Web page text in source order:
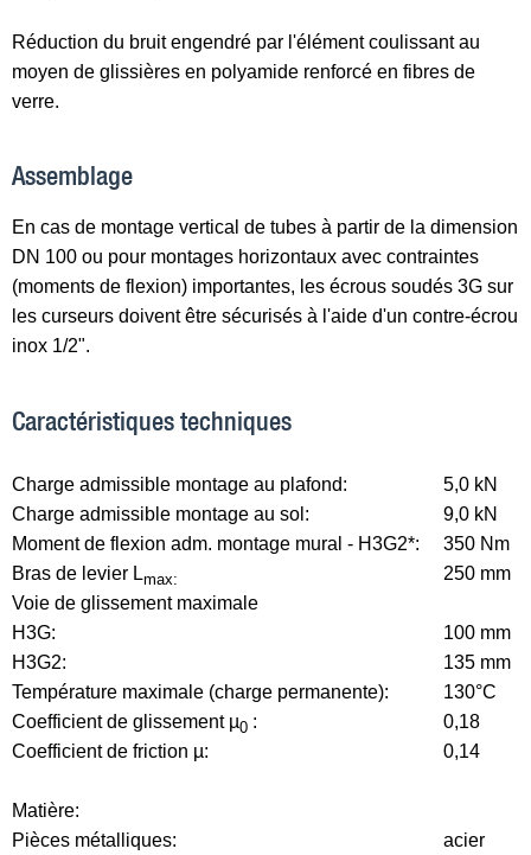
Réduction du bruit engendré par l'élément coulissant au
moyen de glissières en polyamide renforcé en fibres de
verre.
Assemblage
En cas de montage vertical de tubes à partir de la dimension
DN 100 ou pour montages horizontaux avec contraintes
(moments de flexion) importantes, les écrous soudés 3G sur
les curseurs doivent être sécurisés à l'aide d'un contre-écrou
inox 1/2".
Caractéristiques techniques
Charge admissible montage au plafond:
5,0 kN
Charge admissible montage au sol:
9,0 kN
Moment de flexion adm. montage mural - H3G2*:
350 Nm
Bras de levier Lmax:
250 mm
Voie de glissement maximale
H3G:
100 mm
H3G2:
135 mm
Température maximale (charge permanente):
130°C
Coefficient de glissement µ0 :
0,18
Coefficient de friction µ:
0,14
Matière:
Pièces métalliques:
acier